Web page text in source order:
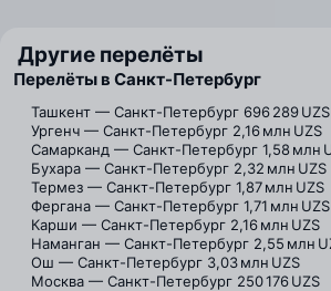
Другие перелёты
Перелёты в Санкт-Петербург
Ташкент — Санкт-Петербург 696 289 UZS
Ургенч — Санкт-Петербург 2,16 млн UZS
Самарканд — Санкт-Петербург 1,58 млн
Бухара — Санкт-Петербург 2,32 млн UZS
Термез — Санкт-Петербург 1,87 млн UZS
Фергана — Санкт-Петербург 1,71 млн UZS
Карши — Санкт-Петербург 2,16 млн UZS
Наманган — Санкт-Петербург 2,55 млн
Ош — Санкт-Петербург 3,03 млн UZS
Москва — Санкт-Петербург 250 176 UZS